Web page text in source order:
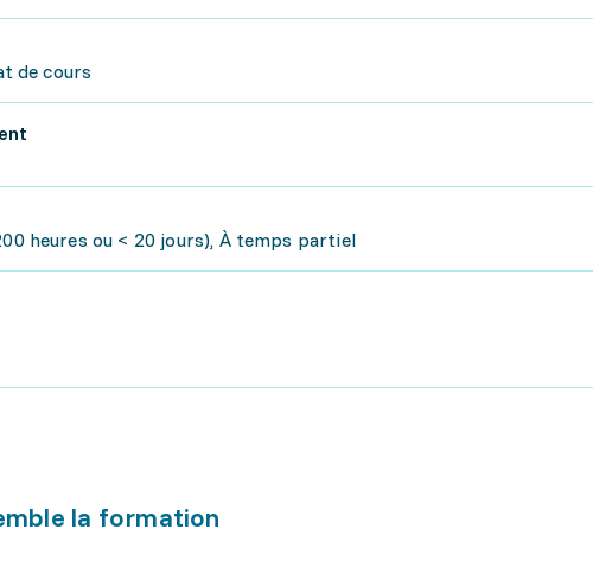
de cours
heures ou < 20 jours), À temps partiel
la formation